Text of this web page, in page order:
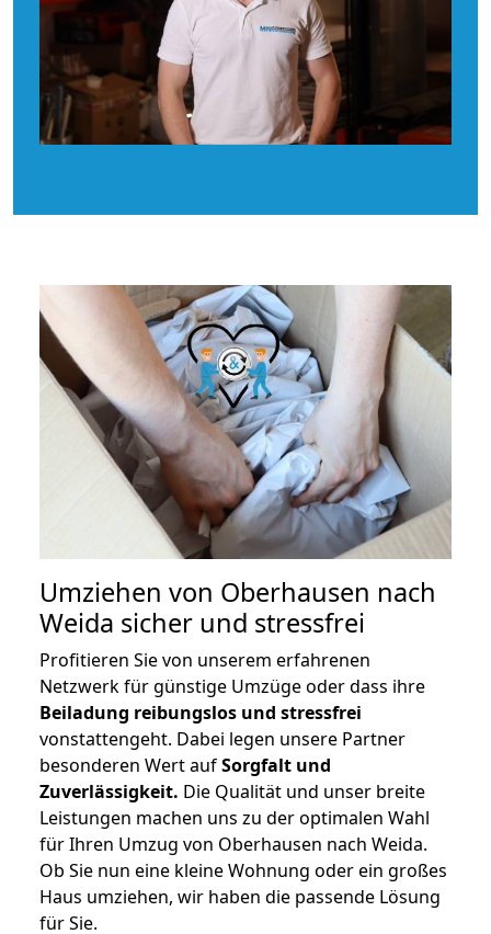
Umziehen von Oberhausen nach
Weida sicher und stressfrei
Profitieren Sie von unserem erfahrenen
Netzwerk für günstige Umzüge oder dass ihre
Beiladung reibungslos und stressfrei
vonstattengeht. Dabei legen unsere Partner
besonderen Wert aufSorgfalt und
Zuverlässigkeit. Die Qualität und unser breite
Leistungen machen uns zu der optimalen Wahl
für Ihren Umzug von Oberhausen nach Weida.
Ob Sie nun eine kleine Wohnung oder ein großes
Haus umziehen, wir haben die passende Lösung
für Sie.